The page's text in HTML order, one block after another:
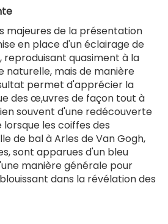
majeures de la présentation
en place d'un éclairage de
quasiment à la
naturelle, mais de manière
permet d'apprécier la
des œ,uvres de façon tout à
souvent d'une redécouverte
les coiffes des
de bal à Arles de Van Gogh,
sont apparues d'un bleu
manière générale pour
dans la révélation des